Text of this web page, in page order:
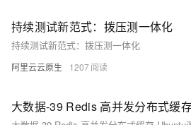
持续测试新范式：拨压测一体化
持续测试新范式：拨压测一体化
阿里云云原生 1207